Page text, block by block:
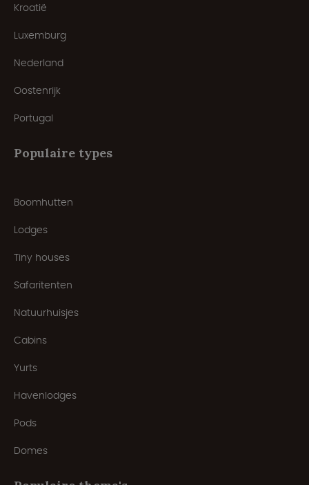
Kroatië
Luxemburg
Nederland
Oostenrijk
Portugal
Populaire types
Boomhutten
Lodges
Tiny houses
Safaritenten
Natuurhuisjes
Cabins
Yurts
Havenlodges
Pods
Domes